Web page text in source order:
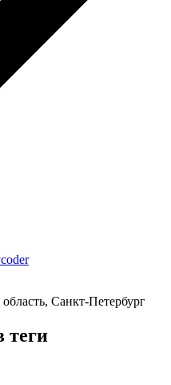
Санкт-Петербург
теги